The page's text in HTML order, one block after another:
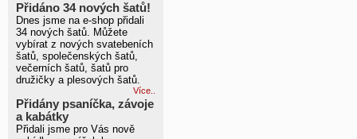
Přidáno 34 nových šatů!
Dnes jsme na e-shop přidali
34 nových šatů. Můžete
vybírat z nových svatebeních
šatů, společenských šatů,
večerních šatů, šatů pro
družičky a plesových šatů.
Více..
Přidány psaníčka, závoje
a kabátky
Přidali jsme pro Vás nově